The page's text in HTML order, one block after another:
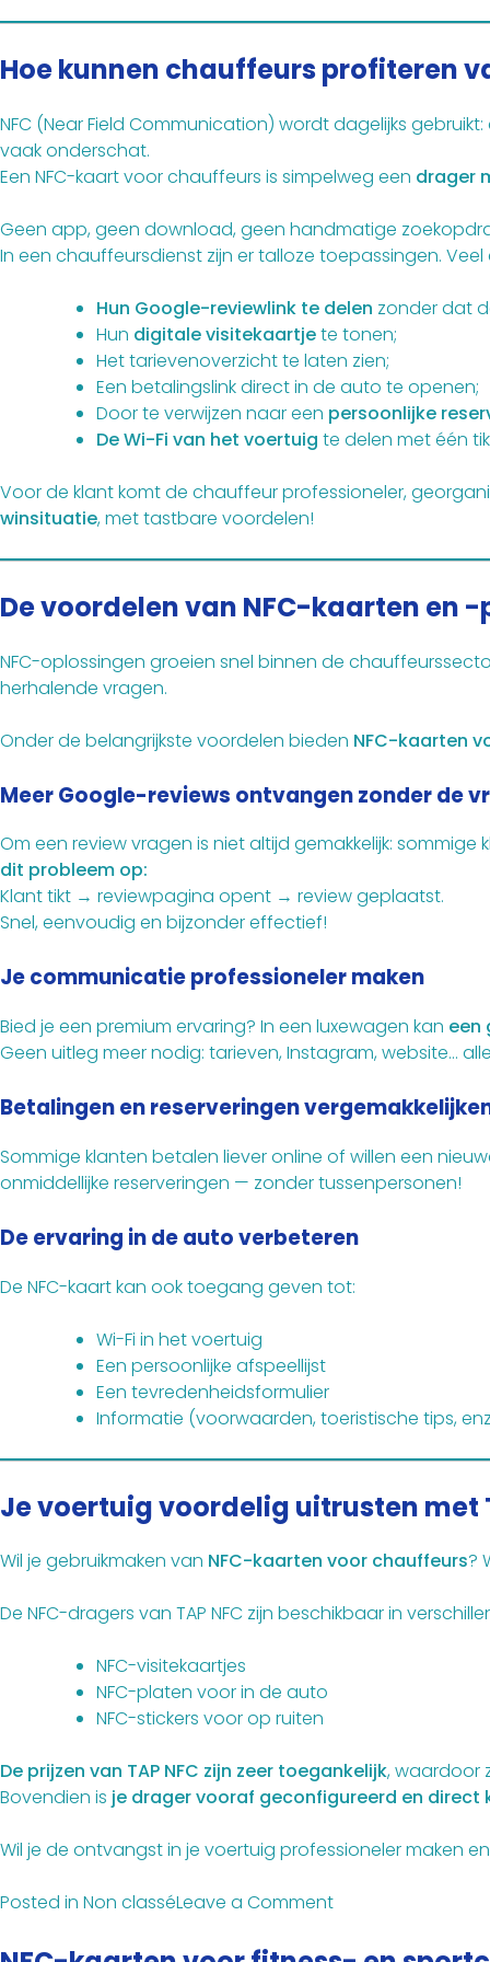
Hoe kunnen chauffeurs profiteren
NFC (Near Field Communication) wordt dagelijks
vaak onderschat.
Een NFC-kaart voor chauffeurs is simpelweg een drager
Geen app, geen download, geen handmatige
In een chauffeursdienst zijn er talloze toepassingen.
Hun Google-reviewlink te delen zonder dat
Hun digitale visitekaartjete tonen;
Het tarievenoverzicht te laten zien;
Een betalingslink direct in de auto te openen;
Door te verwijzen naar een persoonlijke
De Wi-Fi van het voertuig te delen met één
Voor de klant komt de chauffeur professioneler,
winsituatie, met tastbare voordelen!
De voordelen van NFC-kaarten en
NFC-oplossingen groeien snel binnen de
herhalende vragen.
Onder de belangrijkste voordelen bieden NFC-kaarten
Meer Google-reviews ontvangen zonder de
Om een review vragen is niet altijd gemakkelijk:
dit probleem op:
Klant tikt → reviewpagina opent → review geplaatst.
Snel, eenvoudig en bijzonder effectief!
Je communicatie professioneler maken
Bied je een premium ervaring? In een luxewagen kan een
Geen uitleg meer nodig: tarieven, Instagram, website…
Betalingen en reserveringen
Sommige klanten betalen liever online of willen een
onmiddellijke reserveringen — zonder tussenpersonen!
De ervaring in de auto verbeteren
De NFC-kaart kan ook toegang geven tot:
Wi-Fi in het voertuig
Een persoonlijke afspeellijst
Een tevredenheidsformulier
Informatie (voorwaarden, toeristische tips,
Je voertuig voordelig uitrusten met
Wil je gebruikmaken van NFC-kaarten voor chauffeurs?
De NFC-dragers van TAP NFC zijn beschikbaar in
NFC-visitekaartjes
NFC-platen voor in de auto
NFC-stickers voor op ruiten
De prijzen van TAP NFC zijn zeer toegankelijk, waardoor
Bovendien is je drager vooraf geconfigureerd en direct
Wil je de ontvangst in je voertuig professioneler maken
Posted in Non classéLeave a Commenton
kaart